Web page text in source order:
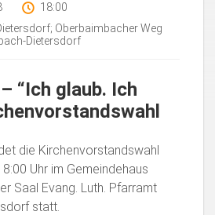
18:00
Oberbaimbacher Weg
Dietersdorf
“Ich glaub. Ich
die Kirchenvorstandswahl
Uhr im Gemeindehaus
Saal Evang. Luth. Pfarramt
statt.